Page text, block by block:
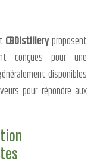
CBDistilleryproposent
conçues pour une
disponibles
pour répondre aux